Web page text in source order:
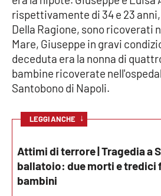
Cultura
Economia e Lavoro
Politica
Sanità
Società
Sport
rispettivamente di 34 e 23
Della Ragione, sono ricoverati
Mare, Giuseppe in gravi
deceduta era la nonna di
bambine ricoverate
Santobono di Napoli.
LEGGI ANCHE ↓
Attimi di terrore | Tragedia a
ballatoio: due morti e tredici
bambini